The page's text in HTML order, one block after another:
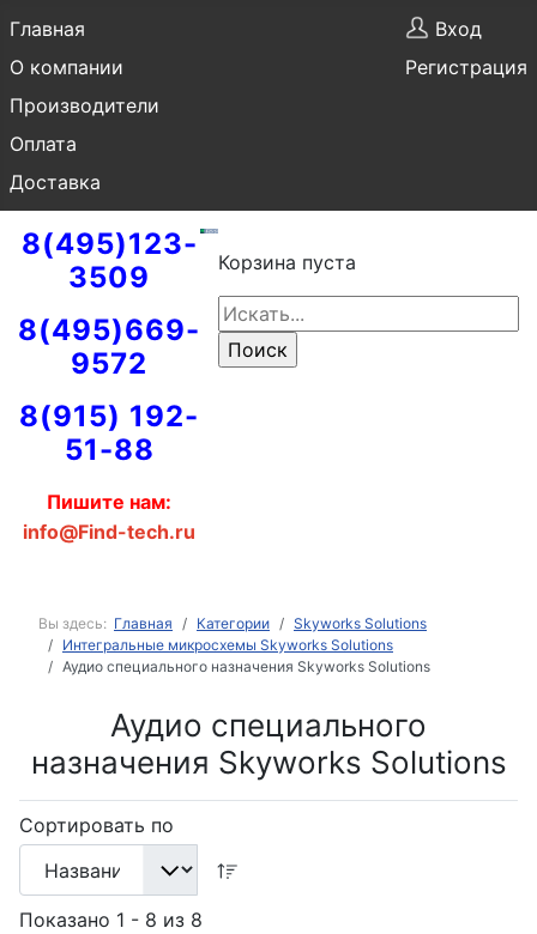
Главная
О компании
Производители
Оплата
Доставка
Вход
Регистрация
8(495)123-
3509
8(495)669-
9572
8(915) 192-
51-88
Пишите нам:
info@Find-tech.ru
Корзина пуста
Вы здесь: Главная Категории
Skyworks Solutions
Интегральные микросхемы Skyworks Solutions
Аудио специального назначения Skyworks Solutions
Аудио специального
назначения Skyworks Solutions
Сортировать по
Показано 1 - 8 из 8